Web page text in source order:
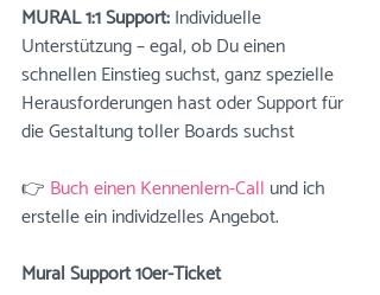
MURAL 1:1 Support: Individuelle
Unterstützung – egal, ob Du einen
schnellen Einstieg suchst, ganz spezielle
Herausforderungen hast oder Support für
die Gestaltung toller Boards suchst
👉 Buch einen Kennenlern-Call und ich
erstelle ein individzelles Angebot.
Mural Support 10er-Ticket